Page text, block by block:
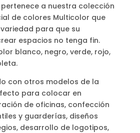
pertenece a nuestra colección
de colores Multicolor que
para que su
espacios no tenga fin.
blanco, negro, verde, rojo,
con otros modelos de la
para colocar en
de oficinas, confección
y guarderías, diseños
desarrollo de logotipos,